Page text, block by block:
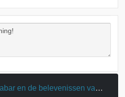
en de belevenissen van Badou